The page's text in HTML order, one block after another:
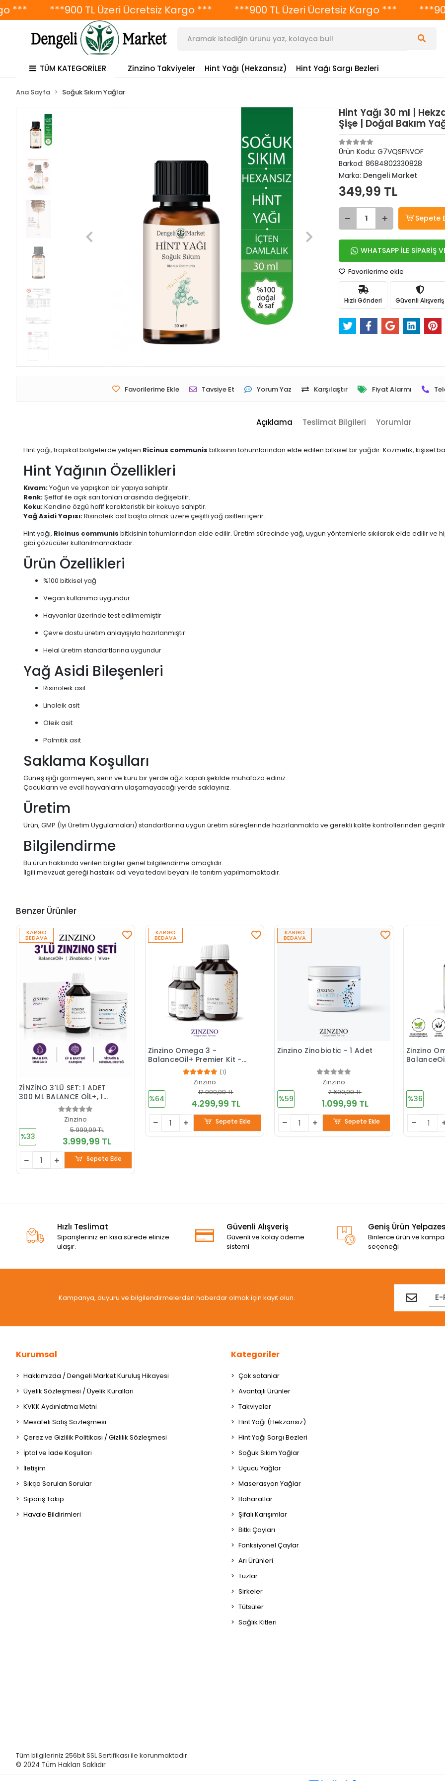
***900 TL Üzeri Ücretsiz Kargo *** ***900 TL Üzeri Ücretsiz Kargo *** ***900 TL
TÜM KATEGORİLER Zinzino Takviyeler Hint Yağı (Hekzansız) Hint Yağı Sargı Bezleri
Ana Sayfa Soğuk Sıkım Yağlar
Hint Yağı 30 ml |
Şişe | Doğal Bakım
Ürün Kodu: G7VQSFNVOF
Barkod: 8684802330828
Marka: Dengeli Market
349,99 TL
Sepete
WHATSAPP İLE SİPARİŞ
Favorilerime ekle
Hızlı Gönderi Güvenli Alışveriş
Favorilerime Ekle Tavsiye Et Yorum Yaz Karşılaştır Fiyat Alarmı
Açıklama Teslimat Bilgileri Yorumlar
Hint yağı, tropikal bölgelerde yetişen Ricinus communis bitkisinin tohumlarından elde edilen bitkisel bir yağdır. Kozmetik, kişisel
Hint Yağının Özellikleri
Kıvam:Yoğun ve yapışkan bir yapıya sahiptir.
Renk:Şeffaf ile açık sarı tonları arasında değişebilir.
Koku:Kendine özgü hafif karakteristik bir kokuya sahiptir.
Yağ Asidi Yapısı:Risinoleik asit başta olmak üzere çeşitli yağ asitleri içerir.
Hint yağı, Ricinus communis bitkisinin tohumlarından elde edilir. Üretim sürecinde yağ, uygun yöntemlerle sıkılarak elde edilir
gibi çözücüler kullanılmamaktadır.
Ürün Özellikleri
%100 bitkisel yağ
Vegan kullanıma uygundur
Hayvanlar üzerinde test edilmemiştir
Çevre dostu üretim anlayışıyla hazırlanmıştır
Helal üretim standartlarına uygundur
Yağ Asidi Bileşenleri
Risinoleik asit
Linoleik asit
Oleik asit
Palmitik asit
Saklama Koşulları
Güneş ışığı görmeyen, serin ve kuru bir yerde ağzı kapalı şekilde muhafaza ediniz.
Çocukların ve evcil hayvanların ulaşamayacağı yerde saklayınız.
Üretim
Ürün, GMP (İyi Üretim Uygulamaları) standartlarına uygun üretim süreçlerinde hazırlanmakta ve gerekli kalite kontrollerinden
Bilgilendirme
Bu ürün hakkında verilen bilgiler genel bilgilendirme amaçlıdır.
İlgili mevzuat gereği hastalık adı veya tedavi beyanı ile tanıtım yapılmamaktadır.
Benzer Ürünler
ZİNZİNO 3'LÜ SET: 1 ADET
300 ML BALANCE OİL+, 1
ADET ZİNOBİOTİK, 1 ADET
VİVA+, ÖLÇEK KABI HEDİYE
Zinzino
%33
5.999,99 TL
3.999,99 TL
KARGO
BEDAVA
Sepete Ekle
Zinzino Omega 3 -
BalanceOil+ Premier Kit -
Portakal Limon Nane (2
Adet 300 ml + 2 adet 100
ml + ölçek kabı)
(1)
Zinzino
%64
12.000,99 TL
4.299,99 TL
KARGO
BEDAVA
Sepete Ekle
Zinzino Zinobiotic - 1 Adet
Zinzino
%59
2.690,99 TL
1.099,99 TL
KARGO
BEDAVA
Sepete Ekle
Zinzino
%36
Hızlı Teslimat
Siparişleriniz en kısa sürede elinize
ulaşır.
Güvenli Alışveriş
Güvenli ve kolay ödeme
sistemi
Geniş Ürün
Binlerce ürün ve
seçeneği
Kampanya, duyuru ve bilgilendirmelerden haberdar olmak için kayıt olun.
Kurumsal
Hakkımızda / Dengeli Market Kuruluş Hikayesi
Üyelik Sözleşmesi / Üyelik Kuralları
KVKK Aydınlatma Metni
Mesafeli Satış Sözleşmesi
Çerez ve Gizlilik Politikası / Gizlilik Sözleşmesi
İptal ve İade Koşulları
İletişim
Sıkça Sorulan Sorular
Sipariş Takip
Havale Bildirimleri
Kategoriler
Çok satanlar
Avantajlı Ürünler
Takviyeler
Hint Yağı (Hekzansız)
Hint Yağı Sargı Bezleri
Soğuk Sıkım Yağlar
Uçucu Yağlar
Maserasyon Yağlar
Baharatlar
Şifalı Karışımlar
Bitki Çayları
Fonksiyonel Çaylar
Arı Ürünleri
Tuzlar
Sirkeler
Tütsüler
Sağlık Kitleri
Tüm bilgileriniz 256bit SSL Sertifikası ile korunmaktadır.
© 2024 Tüm Hakları Saklıdır